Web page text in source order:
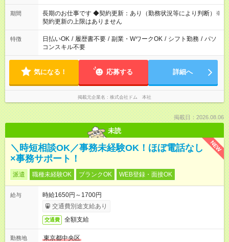
※週20時間以上の勤務必須 ※【1】のシフトは必須でご対応いた
だきます。 ※シフト例 【1】のみの勤務：週2～3日 【1】＋
【2】又は【3】の場合、【2】又は【3】は 必ず2日以上必要と
なります。
期間
長期のお仕事です ◆契約更新：あり（勤務状況等により判断）※
契約更新の上限はありません
特徴 日払いOK / 履歴書不要 / 副業・WワークOK / シフト勤務 / パソ
コンスキル不要
気になる！ 応募する 詳細へ
掲載元企業名 株式会社ドム 本社
掲載日：2026.08.06
未読
NEW
＼時短相談OK／事務未経験OK！ほぼ電話なし
×事務サポート！
派遣 職種未経験OK ブランクOK WEB登録・面接OK
給与
時給1650円～1700円
交通費別途支給あり
交通費 全額支給
勤務地
東京都中央区